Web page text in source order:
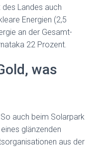
des Landes auch
Energien (2,5
an der Gesamt-
22 Prozent.
was
auch beim Solarpark
glänzenden
aus der